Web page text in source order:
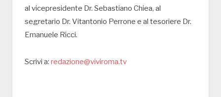
al vicepresidente Dr. Sebastiano Chiea, al
segretario Dr. Vitantonio Perrone e al tesoriere Dr.
Emanuele Ricci.
Scrivi a: redazione@viviroma.tv